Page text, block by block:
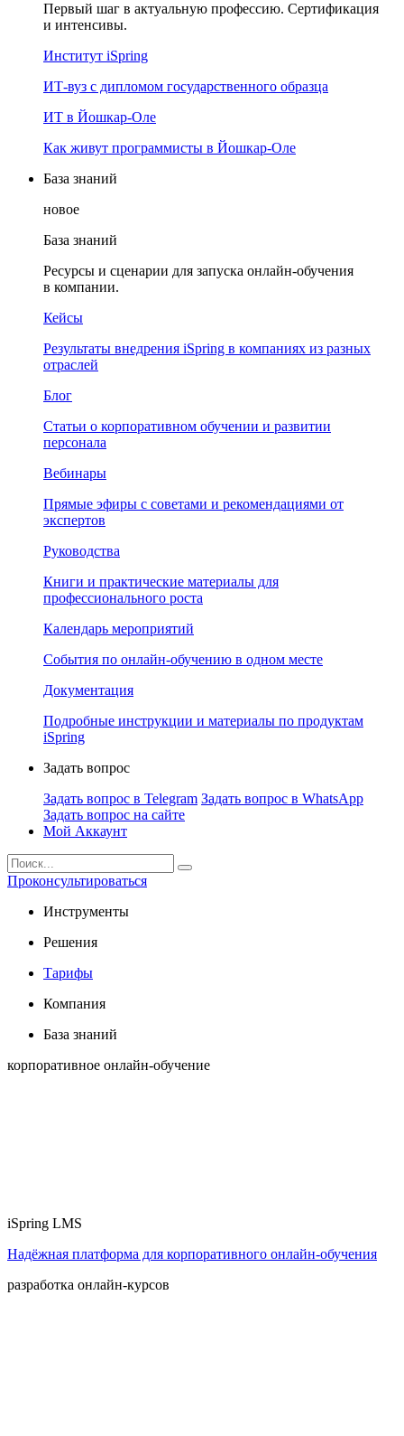
Первый шаг в актуальную профессию. Сертификация
и интенсивы.
Институт iSpring
ИТ-вуз с дипломом государственного образца
ИТ в Йошкар-Оле
Как живут программисты в Йошкар‑Оле
База знаний
новое
База знаний
Ресурсы и сценарии для запуска онлайн-обучения
в компании.
Кейсы
Результаты внедрения iSpring в компаниях из разных
отраслей
Блог
Статьи о корпоративном обучении и развитии
персонала
Вебинары
Прямые эфиры с советами и рекомендациями от
экспертов
Руководства
Книги и практические материалы для
профессионального роста
Календарь мероприятий
События по онлайн-обучению в одном месте
Документация
Подробные инструкции и материалы по продуктам
iSpring
Задать вопрос
Задать вопрос в Telegram Задать вопрос в WhatsApp
Задать вопрос на сайте
Мой Аккаунт
Проконсультироваться
Инструменты
Решения
Тарифы
Компания
База знаний
корпоративное онлайн-обучение
iSpring LMS
Надёжная платформа для корпоративного онлайн‑обучения
разработка онлайн-курсов